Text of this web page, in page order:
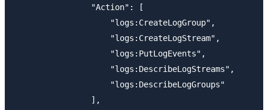
                "Action": [
                    "logs:CreateLogGroup",
                    "logs:CreateLogStream",
                    "logs:PutLogEvents",
                    "logs:DescribeLogStreams",
                    "logs:DescribeLogGroups"
                ],